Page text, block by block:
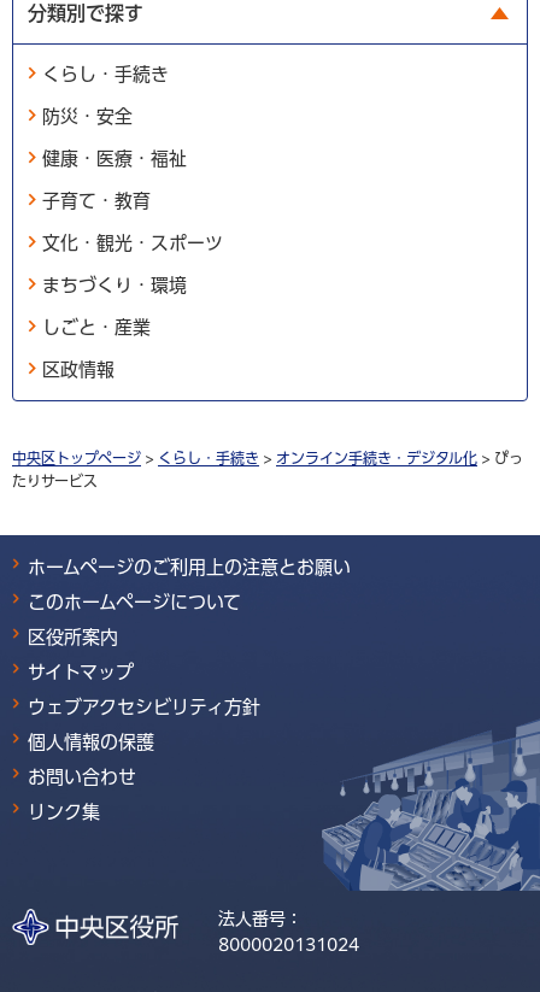
分類別で探す
くらし・手続き
防災・安全
健康・医療・福祉
子育て・教育
文化・観光・スポーツ
まちづくり・環境
しごと・産業
区政情報
中央区トップページ > くらし・手続き > オンライン手続き・デジタル化 > ぴっ
たりサービス
ホームページのご利用上の注意とお願い
このホームページについて
区役所案内
サイトマップ
ウェブアクセシビリティ方針
個人情報の保護
お問い合わせ
リンク集
法人番号：
8000020131024